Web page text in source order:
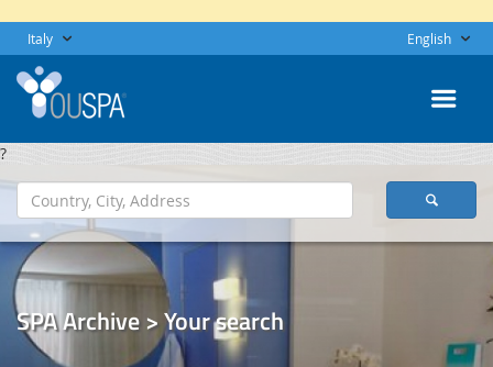
Italy English
?
SPA Archive > Your search